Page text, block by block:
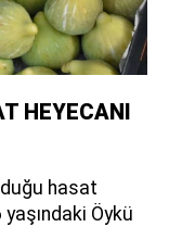
HEYECANI
hasat
Öykü